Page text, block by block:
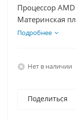
Процессор
Материнская
Видеокарта
Подробнее
Нет в наличии
Поделиться